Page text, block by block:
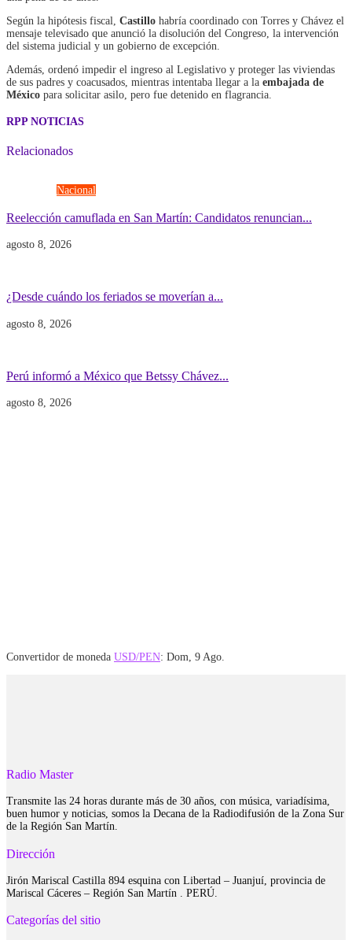
Según la hipótesis fiscal, Castillo habría coordinado con Torres y Chávez el
mensaje televisado que anunció la disolución del Congreso, la intervención
del sistema judicial y un gobierno de excepción.
Además, ordenó impedir el ingreso al Legislativo y proteger las viviendas
de sus padres y coacusados, mientras intentaba llegar a la embajada de
México para solicitar asilo, pero fue detenido en flagrancia.
RPP NOTICIAS
Relacionados
Nacional
Reelección camuflada en San Martín: Candidatos renuncian...
agosto 8, 2026
¿Desde cuándo los feriados se moverían a...
agosto 8, 2026
Perú informó a México que Betssy Chávez...
agosto 8, 2026
Convertidor de moneda USD/PEN: Dom, 9 Ago.
Radio Master
Transmite las 24 horas durante más de 30 años, con música, variadísima,
buen humor y noticias, somos la Decana de la Radiodifusión de la Zona Sur
de la Región San Martín.
Dirección
Jirón Mariscal Castilla 894 esquina con Libertad – Juanjuí, provincia de
Mariscal Cáceres – Región San Martín . PERÚ.
Categorías del sitio